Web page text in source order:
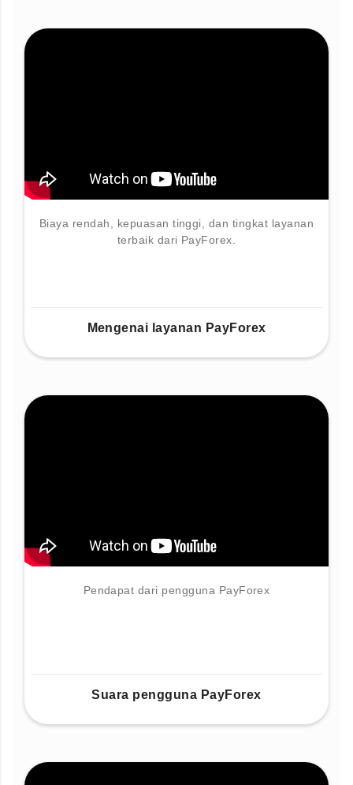
Biaya rendah, kepuasan tinggi, dan tingkat layanan
terbaik dari PayForex.
Mengenai layanan PayForex
Pendapat dari pengguna PayForex
Suara pengguna PayForex